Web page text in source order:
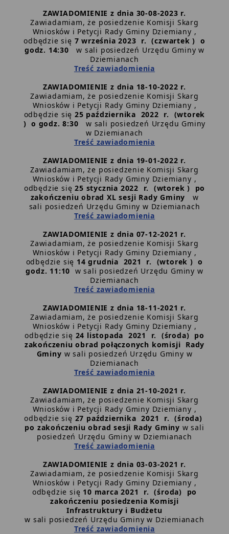
ZAWIADOMIENIE z dnia 30-08-2023 r.
Zawiadamiam, że posiedzenie Komisji Skarg
Wniosków i Petycji Rady Gminy Dziemiany ,
odbędzie się 7 września 2023 r. (czwartek ) o
godz. 14:30w sali posiedzeń Urzędu Gminy w
Dziemianach
Treść zawiadomienia
ZAWIADOMIENIE z dnia 18-10-2022 r.
Zawiadamiam, że posiedzenie Komisji Skarg
Wniosków i Petycji Rady Gminy Dziemiany ,
odbędzie się25 października 2022 r. (wtorek
) o godz. 8:30w sali posiedzeń Urzędu Gminy
w Dziemianach
Treść zawiadomienia
ZAWIADOMIENIE z dnia 19-01-2022 r.
Zawiadamiam, że posiedzenie Komisji Skarg
Wniosków i Petycji Rady Gminy Dziemiany ,
odbędzie się25 stycznia 2022 r. (wtorek ) po
zakończeniu obrad XL sesji Rady Gminy w
sali posiedzeń Urzędu Gminy w Dziemianach
Treść zawiadomienia
ZAWIADOMIENIE z dnia 07-12-2021 r.
Zawiadamiam, że posiedzenie Komisji Skarg
Wniosków i Petycji Rady Gminy Dziemiany ,
odbędzie się 14 grudnia 2021 r. (wtorek ) o
godz. 11:10 w sali posiedzeń Urzędu Gminy w
Dziemianach
Treść zawiadomienia
ZAWIADOMIENIE z dnia 18-11-2021 r.
Zawiadamiam, że posiedzenie Komisji Skarg
Wniosków i Petycji Rady Gminy Dziemiany ,
odbędzie się 24 listopada 2021 r. (środa) po
zakończeniu obrad połączonych komisji Rady
Gminy w sali posiedzeń Urzędu Gminy w
Dziemianach
Treść zawiadomienia
ZAWIADOMIENIE z dnia 21-10-2021 r.
Zawiadamiam, że posiedzenie Komisji Skarg
Wniosków i Petycji Rady Gminy Dziemiany ,
odbędzie się 27 października 2021 r. (środa)
po zakończeniu obrad sesji Rady Gminy w sali
posiedzeń Urzędu Gminy w Dziemianach
Treść zawiadomienia
ZAWIADOMIENIE z dnia 03-03-2021 r.
Zawiadamiam, że posiedzenie Komisji Skarg
Wniosków i Petycji Rady Gminy Dziemiany ,
odbędzie się 10 marca 2021 r. (środa) po
zakończeniu posiedzenia Komisji
Infrastruktury i Budżetu
w sali posiedzeń Urzędu Gminy w Dziemianach
Treść zawiadomienia